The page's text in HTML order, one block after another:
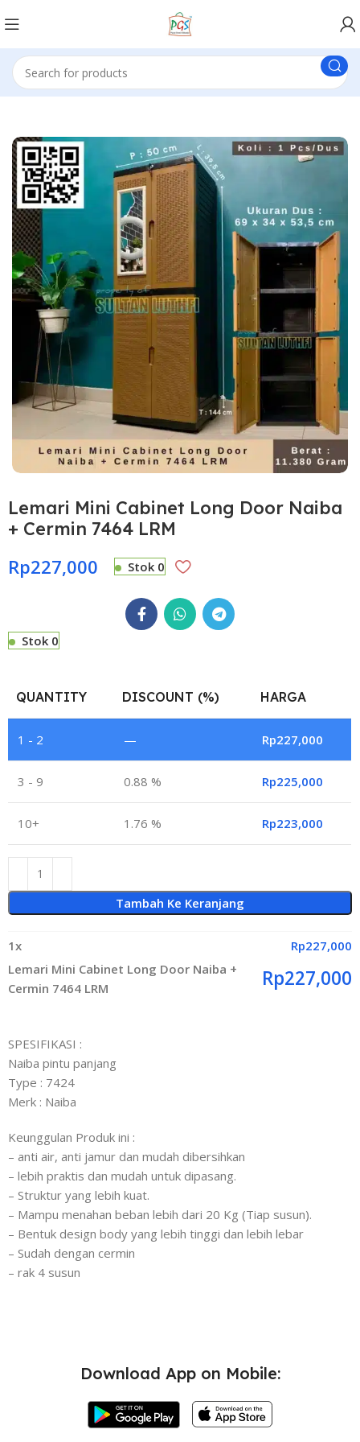
Lemari Mini Cabinet Long Door Naiba
+ Cermin 7464 LRM
Rp227,000 Stok 0
Stok 0
QUANTITY DISCOUNT (%) HARGA
1 - 2 — Rp227,000
3 - 9 0.88 % Rp225,000
10+ 1.76 % Rp223,000
Tambah Ke Keranjang
1x Rp227,000
Lemari Mini Cabinet Long Door Naiba +
Cermin 7464 LRM
Rp227,000
SPESIFIKASI :
Naiba pintu panjang
Type : 7424
Merk : Naiba
Keunggulan Produk ini :
– anti air, anti jamur dan mudah dibersihkan
– lebih praktis dan mudah untuk dipasang.
– Struktur yang lebih kuat.
– Mampu menahan beban lebih dari 20 Kg (Tiap susun).
– Bentuk design body yang lebih tinggi dan lebih lebar
– Sudah dengan cermin
– rak 4 susun
Download App on Mobile: